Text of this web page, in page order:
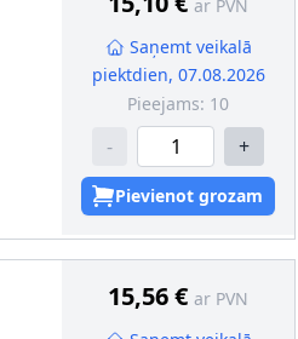
ar PVN
Saņemt veikalā
piektdien, 07.08.2026
Pieejams: 10
- +
Pievienot grozam
15,56 € ar PVN